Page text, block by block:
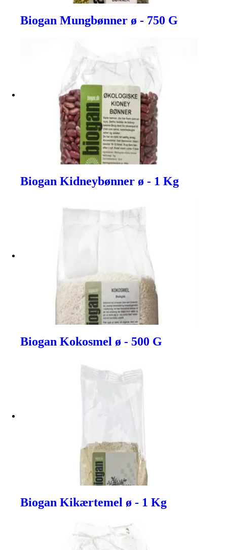
Biogan Mungbønner ø - 750 G
Biogan Kidneybønner ø - 1 Kg
Biogan Kokosmel ø - 500 G
Biogan Kikærtemel ø - 1 Kg